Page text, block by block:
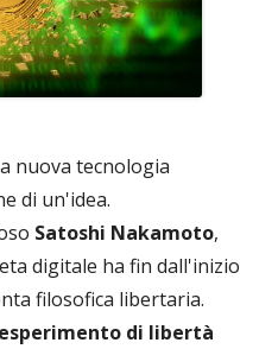
nuova tecnologia
di un'idea.
Satoshi Nakamoto,
digitale ha fin dall'inizio
filosofica libertaria.
di libertà